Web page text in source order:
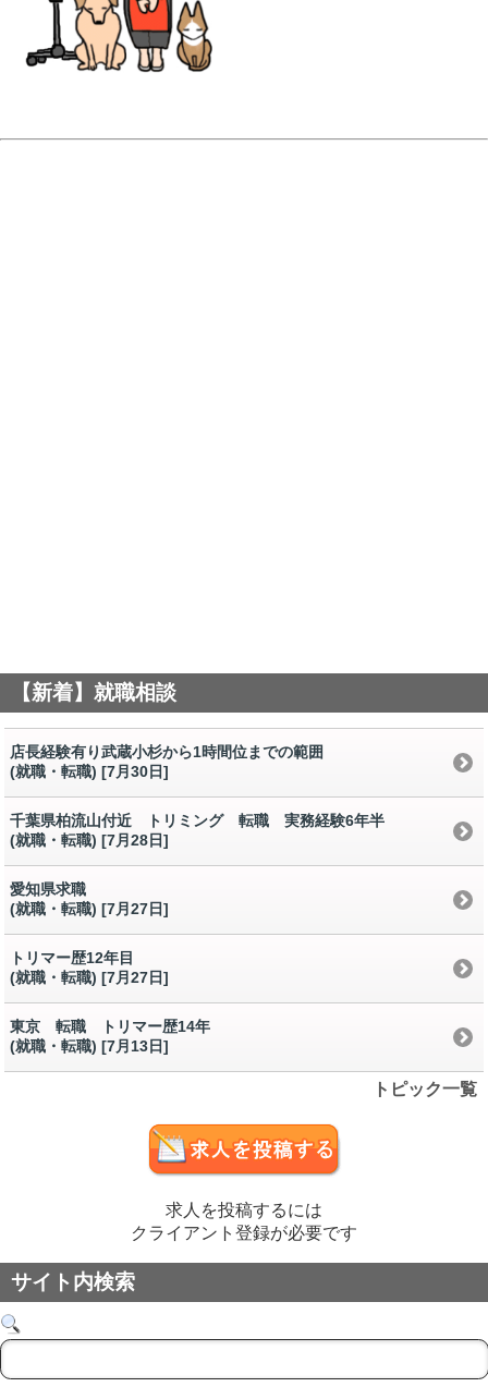
【新着】就職相談
店長経験有り武蔵小杉から1時間位までの範囲
(就職・転職) [7月30日]
千葉県柏流山付近 トリミング 転職 実務経験6年半
(就職・転職) [7月28日]
愛知県求職
(就職・転職) [7月27日]
トリマー歴12年目
(就職・転職) [7月27日]
東京 転職 トリマー歴14年
(就職・転職) [7月13日]
トピック一覧
求人を投稿するには
クライアント登録が必要です
サイト内検索